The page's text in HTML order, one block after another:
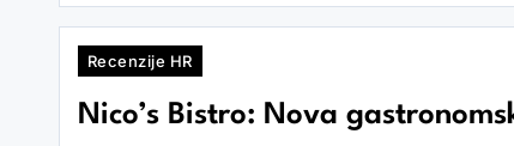
Recenzije HR
Nico’s Bistro: Nova